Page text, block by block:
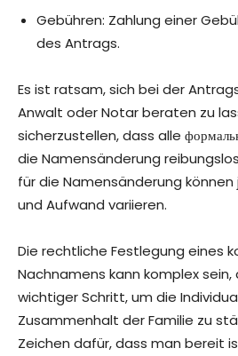
Gebühren: Zahlung einer
des Antrags.
Es ist ratsam, sich bei der
Anwalt oder Notar beraten zu
sicherzustellen, dass alle
die Namensänderung
für die Namensänderung
und Aufwand variieren.
Die rechtliche Festlegung eines
Nachnamens kann komplex sein,
wichtiger Schritt, um die
Zusammenhalt der Familie zu
Zeichen dafür, dass man bereit